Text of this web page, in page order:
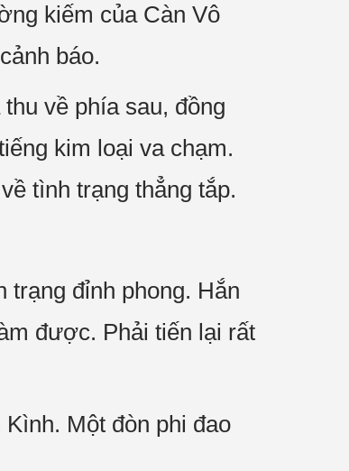
kiếm của Càn Vô
báo.
về phía sau, đồng
kim loại va chạm.
tình trạng thẳng tắp.
đỉnh phong. Hắn
được. Phải tiến lại rất
Một đòn phi đao